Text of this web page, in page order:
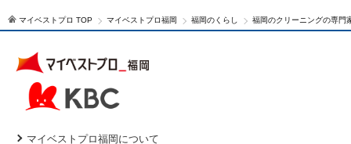
マイベストプロ TOP マイベストプロ福岡 福岡のくらし 福岡のクリーニングの専門
マイベストプロ福岡について